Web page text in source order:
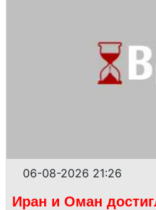
06-08-2026 21:26
Иран и Оман